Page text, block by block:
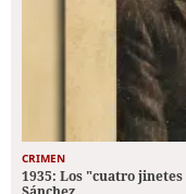
CRIMEN
1935: Los "cuatro